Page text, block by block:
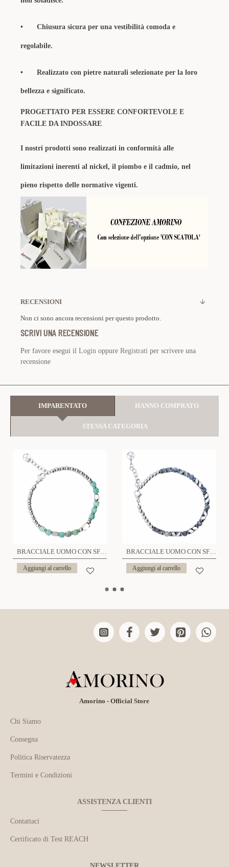
• Chiusura sicura per una vestibilità comoda e
regolabile.
• Realizzato con pietre naturali selezionate per la loro
bellezza e significato.
PROGETTATO PER ESSERE CONFORTEVOLE E
FACILE DA INDOSSARE
I nostri prodotti sono realizzati in conformità alle
limitazioni inerenti al nickel, il piombo e il cadmio, nel
pieno rispetto delle normative vigenti.
RECENSIONI
Non ci sono ancora recensioni per questo prodotto.
SCRIVI UNA RECENSIONE
Per favore esegui il Login oppure Registrati per scrivere una
recensione
IMPARENTATO HANNO COMPRATO
STESSA CATEGORIA
BRACCIALE UOMO CON SFERE E PIETRE - KM24128A905/906
Aggiungi al carrello
BRACCIALE UOMO CON SFERE E PIETRE - KM241112A920/921
Aggiungi al carrello
Amorino - Official Store
Chi Siamo
Consegna
Politica Riservatezza
Termini e Condizioni
ASSISTENZA CLIENTI
Contattaci
Certificato di Test REACH